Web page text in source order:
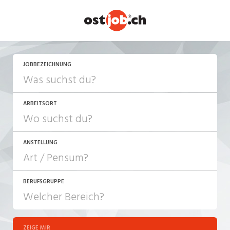
JOBBEZEICHNUNG
ARBEITSORT
ANSTELLUNG
JOB-TYP
Festanstellung
BERUFSGRUPPE
ZEIGE MIR